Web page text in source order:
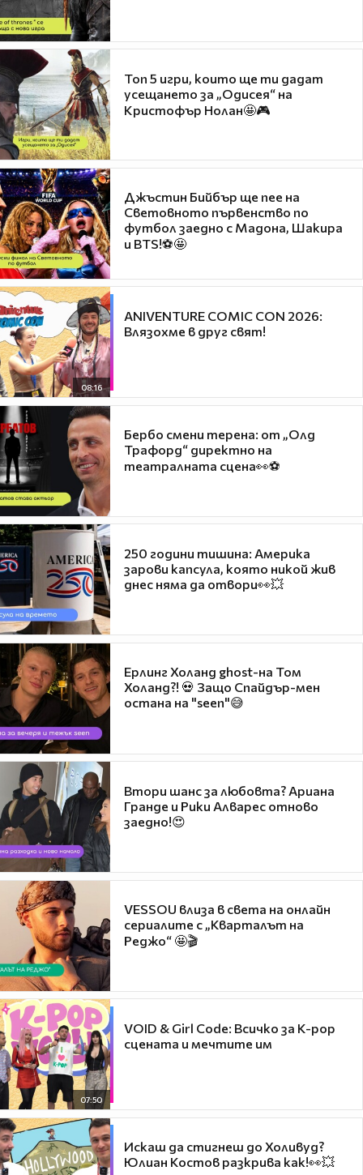
Топ 5 игри, които ще ти дадат
усещането за „Одисея“ на
Кристофър Нолан🤩🎮
Джъстин Бийбър ще пее на
Световното първенство по
футбол заедно с Мадона, Шакира
и BTS!⚽🤩
08:16
ANIVENTURE COMIC CON 2026:
Влязохме в друг свят!
Бербо смени терена: от „Олд
Трафорд“ директно на
театралната сцена👀⚽
250 години тишина: Америка
зарови капсула, която никой жив
днес няма да отвори👀💥
Ерлинг Холанд ghost-на Том
Холанд?! 💀 Защо Спайдър-мен
остана на "seen"😅
Втори шанс за любовта? Ариана
Гранде и Рики Алварес отново
заедно!😍
VESSOU влиза в света на онлайн
сериалите с „Кварталът на
Реджо“ 🤩🎬
07:50
VOID & Girl Code: Всичко за K-pop
сцената и мечтите им
Искаш да стигнеш до Холивуд?
Юлиан Костов разкрива как!👀💥